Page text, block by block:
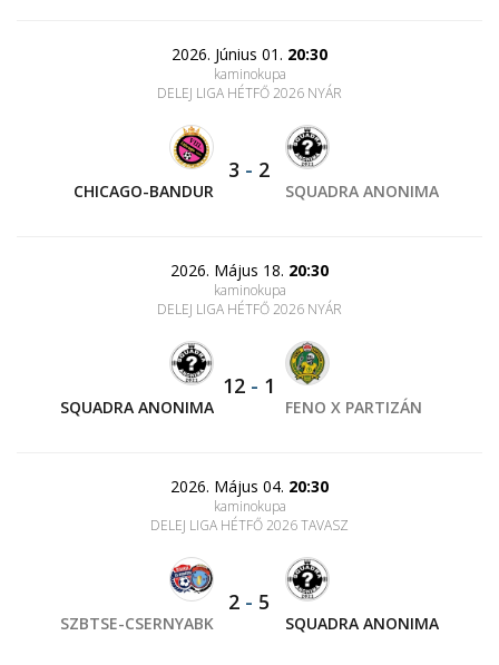
2026. Június 01. 20:30
kaminokupa
DELEJ LIGA HÉTFŐ 2026 NYÁR
CHICAGO-BANDUR
3 - 2
SQUADRA ANONIMA
2026. Május 18. 20:30
kaminokupa
DELEJ LIGA HÉTFŐ 2026 NYÁR
SQUADRA ANONIMA
12 - 1
FENO X PARTIZÁN
2026. Május 04. 20:30
kaminokupa
DELEJ LIGA HÉTFŐ 2026 TAVASZ
SZBTSE-CSERNYABK
2 - 5
SQUADRA ANONIMA